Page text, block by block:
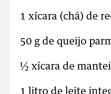
1 xícara (chá) de
50 g de queijo
½ xícara de
1 litro de leite